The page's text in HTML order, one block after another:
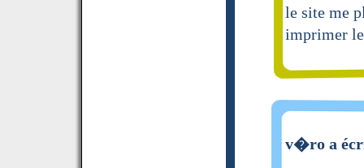
le site me
imprimer
v�ro a